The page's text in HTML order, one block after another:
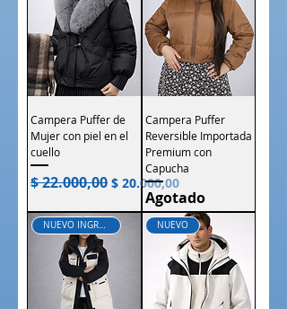
Campera Puffer de
Mujer con piel en el
cuello
Precio
$ 22.000,00 Precio de oferta
$ 20.000,00
Campera Puffer
Reversible Importada
Premium con
Capucha
Agotado
NUEVO INGRESO NUEVO